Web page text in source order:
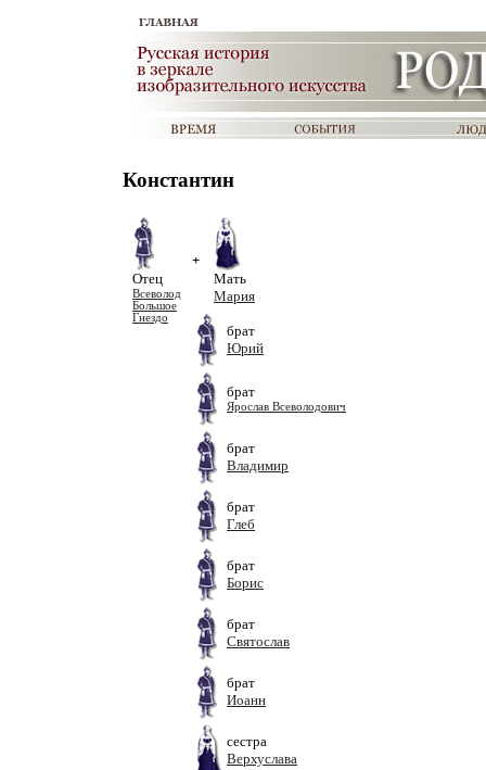
Константин
Отец
Всеволод
Большое
Гнездо
+
Мать
Мария
брат
Юрий
брат
Ярослав Всеволодович
брат
Владимир
брат
Глеб
брат
Борис
брат
Святослав
брат
Иоанн
сестра
Верхуслава